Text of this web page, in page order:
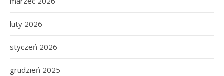
luty 2026
styczeń 2026
grudzień 2025